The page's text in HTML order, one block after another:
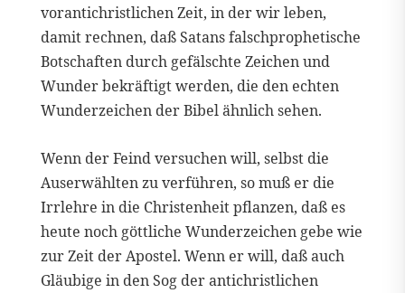
vorantichristlichen Zeit, in der wir leben,
damit rechnen, daß Satans falschprophetische
Botschaften durch gefälschte Zeichen und
Wunder bekräftigt werden, die den echten
Wunderzeichen der Bibel ähnlich sehen.
Wenn der Feind versuchen will, selbst die
Auserwählten zu verführen, so muß er die
Irrlehre in die Christenheit pflanzen, daß es
heute noch göttliche Wunderzeichen gebe wie
zur Zeit der Apostel. Wenn er will, daß auch
Gläubige in den Sog der antichristlichen